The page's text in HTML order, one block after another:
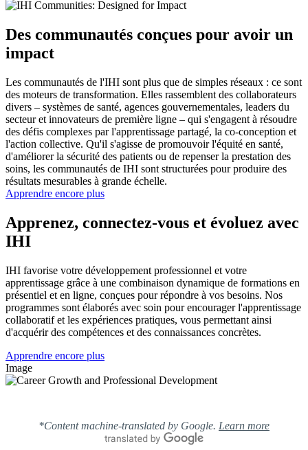
Des communautés conçues pour avoir un
impact
Les communautés de l'IHI sont plus que de simples réseaux : ce sont
des moteurs de transformation. Elles rassemblent des collaborateurs
divers – systèmes de santé, agences gouvernementales, leaders du
secteur et innovateurs de première ligne – qui s'engagent à résoudre
des défis complexes par l'apprentissage partagé, la co-conception et
l'action collective. Qu'il s'agisse de promouvoir l'équité en santé,
d'améliorer la sécurité des patients ou de repenser la prestation des
soins, les communautés de IHI sont structurées pour produire des
résultats mesurables à grande échelle.
Apprendre encore plus
Apprenez, connectez-vous et évoluez avec
IHI
IHI favorise votre développement professionnel et votre
apprentissage grâce à une combinaison dynamique de formations en
présentiel et en ligne, conçues pour répondre à vos besoins. Nos
programmes sont élaborés avec soin pour encourager l'apprentissage
collaboratif et les expériences pratiques, vous permettant ainsi
d'acquérir des compétences et des connaissances concrètes.
Apprendre encore plus
Image
*Content machine-translated by Google. Learn more